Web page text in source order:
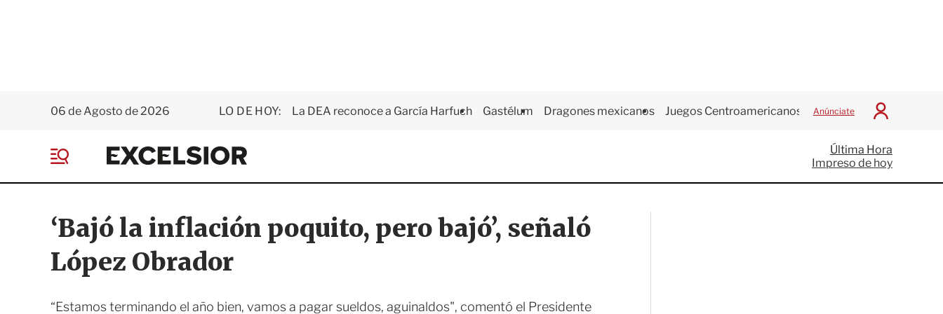
06 de Agosto de 2026 LO DE HOY: La DEA reconoce a García Harfuch Gastélum Dragones mexicanos Juegos Centroamericanos Anúnciate
I
c
i
a
E
x
e
i
o
e
Última Hora
Impreso de hoy
‘Bajó la inflación poquito, pero bajó’, señaló
López Obrador
“Estamos terminando el año bien, vamos a pagar sueldos, aguinaldos", comentó el Presidente